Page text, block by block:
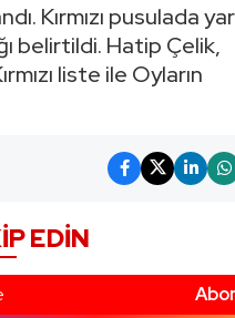
Kırmızı pusulada
belirtildi. Hatip Çelik,
liste ile Oyların
EDIN